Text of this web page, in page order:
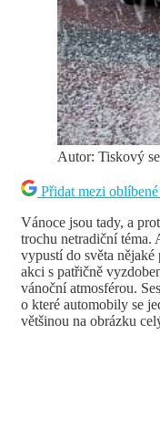
Autor: Tiskový
Přidat mezi
Vánoce jsou tady, a
trochu netradiční téma.
vypustí do světa
akci s patřičně
vánoční atmosférou.
o které automobily se
většinou na obrázku